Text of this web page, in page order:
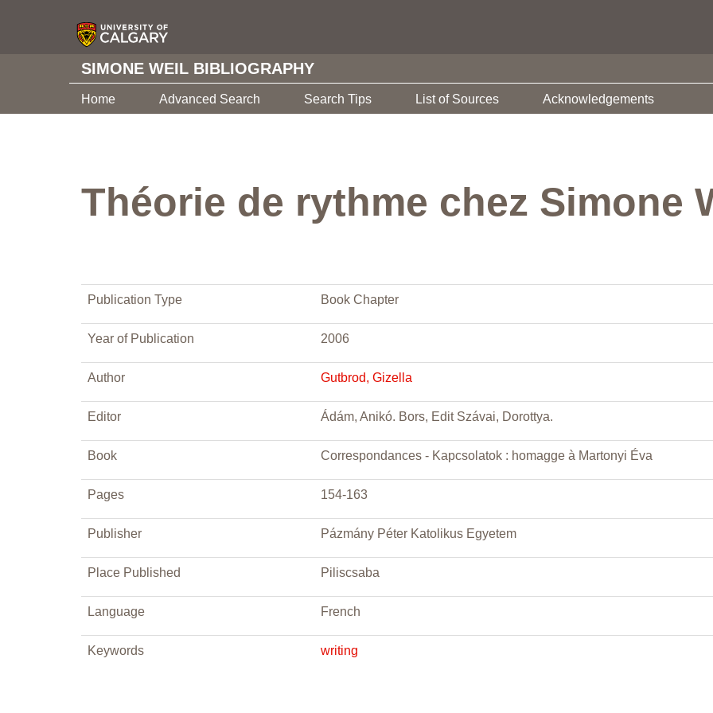
SIMONE WEIL BIBLIOGRAPHY
Home Advanced Search Search Tips List of Sources Acknowledgements
Théorie de rythme chez Simone
Publication Type Book Chapter
Year of Publication 2006
Author Gutbrod, Gizella
Editor Ádám, Anikó. Bors, Edit Szávai, Dorottya.
Book Correspondances - Kapcsolatok : homagge à Martonyi Éva
Pages 154-163
Publisher Pázmány Péter Katolikus Egyetem
Place Published Piliscsaba
Language French
Keywords writing